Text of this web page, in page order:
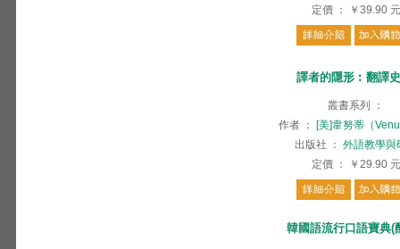
定價 ： ￥39.90 元
譯者的隱形︰翻譯
叢書系列
：
作者 ：
[美]韋努蒂（
出版社
： 外語教學與
定價 ： ￥29.90 元
韓國語流行口語寶典(